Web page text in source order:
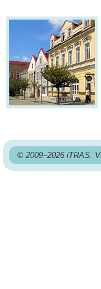
© 2009–2026 iTRAS.